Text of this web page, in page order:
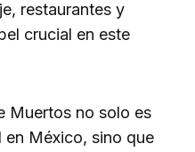
restaurantes y
crucial en este
Muertos no solo es
en México, sino que